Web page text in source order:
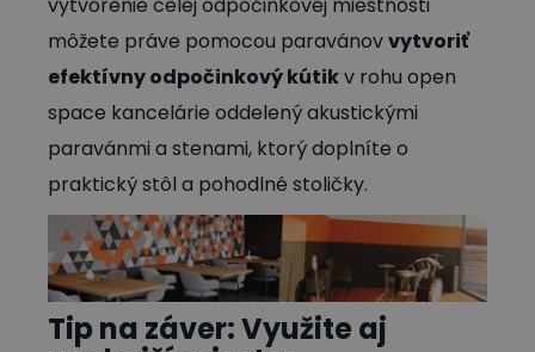
môžete práve pomocou paravánovvytvoriť
efektívny odpočinkový kútikv rohu open
space kancelárie oddelený akustickými
paravánmi a stenami, ktorý doplníte o
praktický stôl a pohodlné stoličky.
Tip na záver: Využite aj